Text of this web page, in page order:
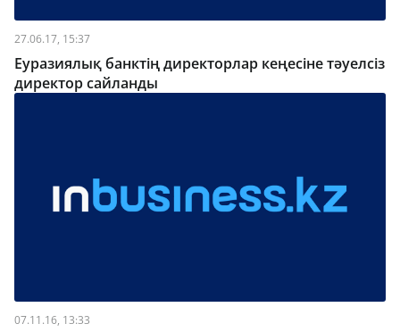
27.06.17, 15:37
Еуразиялық банктің директорлар кеңесіне тәуелсіз
директор сайланды
07.11.16, 13:33